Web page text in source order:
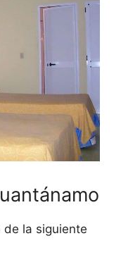
de la siguiente